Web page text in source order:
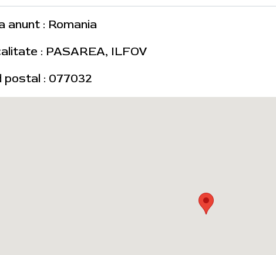
anunt : Romania
: PASAREA, ILFOV
postal : 077032